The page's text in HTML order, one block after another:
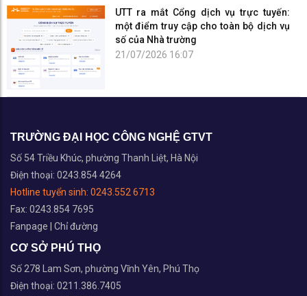
UTT ra mắt Cổng dịch vụ trực tuyến:
một điểm truy cập cho toàn bộ dịch vụ
số của Nhà trường
21/07/2026 16:07
TRƯỜNG ĐẠI HỌC CÔNG NGHỆ GTVT
Số 54 Triều Khúc, phường Thanh Liệt, Hà Nội
Điện thoại: 0243.854 4264
Hotline tuyển sinh: 0243.552 6713
Fax: 0243.854 7695
Fanpage
Chỉ đường
CƠ SỞ PHÚ THỌ
Số 278 Lam Sơn, phường Vĩnh Yên, Phú Thọ
Điện thoại: 0211.386.7405